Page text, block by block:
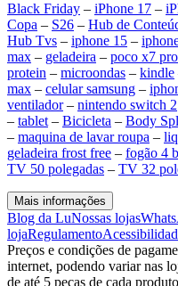
Black Friday – iPhone 17 –
Copa – S26 – Hub de
Hub Tvs – iphone 15 –
max – geladeira – poco x7 pro
protein – microondas – kindle
max – celular samsung –
ventilador– nintendo switch 2
– tablet – Bicicleta – Body
– maquina de lavar roupa –
geladeira frost free – fogão 4
TV 50 polegadas – TV 32
Mais informações
Blog da LuNossas lojas
lojaRegulamento
Preços e condições de
internet, podendo variar nas
de até 5 peças de cada